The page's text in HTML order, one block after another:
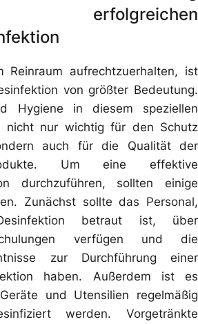
Reinraum aufrechtzuerhalten, ist
von größter Bedeutung.
Hygiene in diesem speziellen
nicht nur wichtig für den Schutz
auch für die Qualität der
Um eine effektive
durchzuführen, sollten einige
Zunächst sollte das Personal,
betraut ist, über
verfügen und die
zur Durchführung einer
haben. Außerdem ist es
und Utensilien regelmäßig
werden. Vorgetränkte